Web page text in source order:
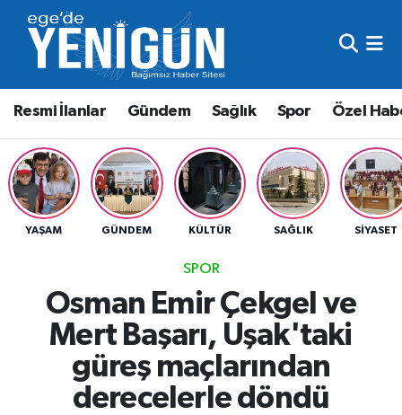
Resmi İlanlar Gündem Sağlık Spor Özel
YAŞAM GÜNDEM KÜLTÜR SAĞLIK SIYASET
SPOR
Osman Emir Çekgel ve
Mert Başarı, Uşak'taki
güreş maçlarından
derecelerle döndü
Resmi İlanlar
Gündem
Sağlık
Spor
Beyoğlu Nöbetçi Eczaneler
Beyoğlu Hava Durumu
Beyoğlu Trafik Yoğunluk Haritası
Süper Lig Puan Durumu ve Fikstür
Son Dakika Haberleri
Haber Arşivi